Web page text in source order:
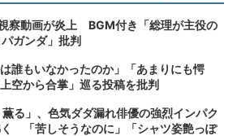
察動画が炎上 BGM付き「総理が主役の
ガンダ」批判
誰もいなかったのか」「あまりにも愕
空から合掌」巡る投稿を批判
る」、色気ダダ漏れ俳優の強烈インパク
く 「苦しそうなのに」「シャツ姿艶っぽ